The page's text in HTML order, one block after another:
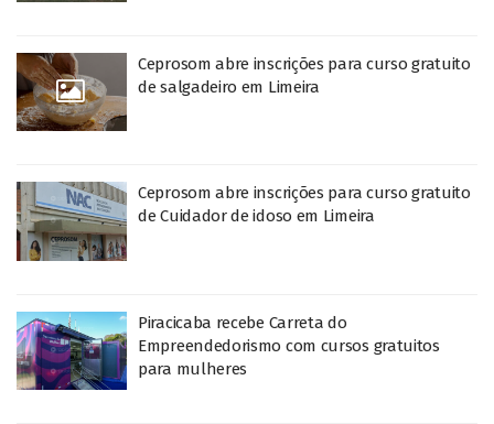
Ceprosom abre inscrições para curso gratuito
de salgadeiro em Limeira
Ceprosom abre inscrições para curso gratuito
de Cuidador de idoso em Limeira
Piracicaba recebe Carreta do
Empreendedorismo com cursos gratuitos
para mulheres